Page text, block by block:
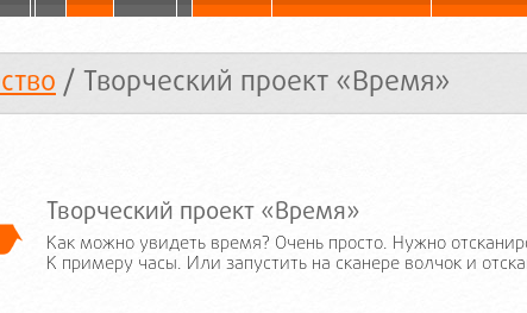
/ Творческий проект «Время»
Творческий проект «Время»
Как можно увидеть время? Очень просто. Нужно
К примеру часы. Или запустить на сканере волчок и